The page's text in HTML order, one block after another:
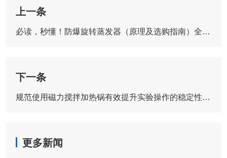
上一条
必读，秒懂！防爆旋转蒸发器（原理及选购指南）全解析
下一条
规范使用磁力搅拌加热锅有效提升实验操作的稳定性与精准度
更多新闻